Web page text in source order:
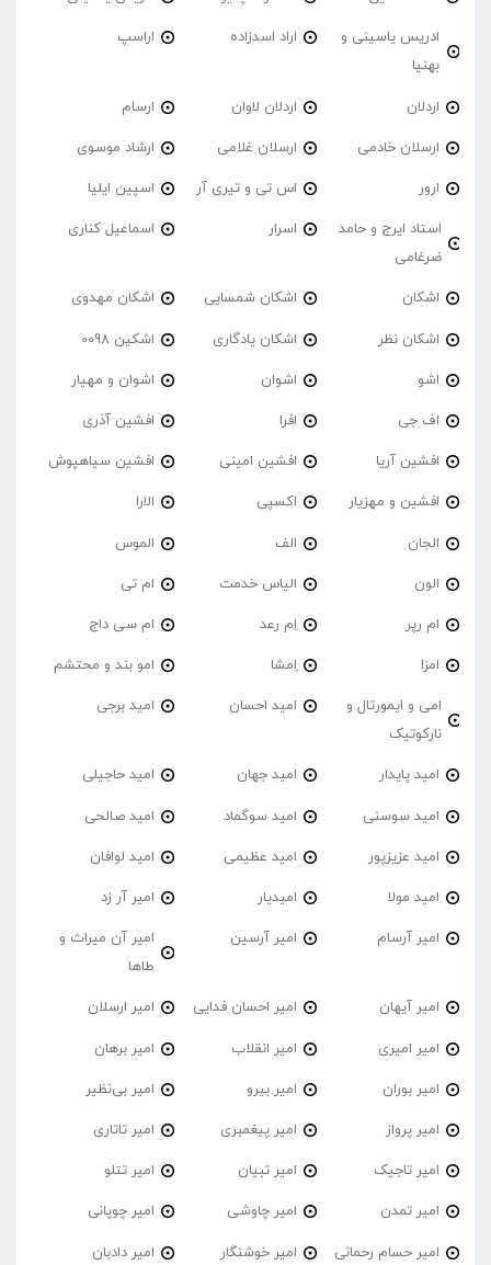
ادریس یاسینی و
بهنیا
اراد اسدزاده اراسپ
اردلان اردلان لاوان ارسام
ارسلان خادمی ارسلان غلامی ارشاد موسوی
ارور اس تی و تیری آر اسپین ایلیا
استاد ایرج و حامد
ضرغامی
اسرار اسماعیل کناری
اشکان اشکان شمسایی اشکان مهدوی
اشکان نظر اشکان یادگاری اشکین 0098
اشو اشوان اشوان و مهیار
اف جی افرا افشین آذری
افشین آریا افشین امینی افشین سیاهپوش
افشین و مهزیار اکسپی الارا
الجان الف الموس
الون الیاس خدمت ام تی
ام رپر اِم رعد ام سی داج
امزا اِمشا امو بند و محتشم
امی و ایمورتال و
نارکوتیک
امید احسان امید برجی
امید پایدار امید جهان امید حاجیلی
امید سوسنی امید سوگماد امید صالحی
امید عزیزپور امید عظیمی امید لوافان
امید مولا امیدیار امیر آر زد
امیر آرسام امیر آرسین
امیر آن میراث و
طاها
امیر آیهان امیر احسان فدایی امیر ارسلان
امیر امیری امیر انقلاب امیر برهان
امیر‌ بوران امیر بیرو امیر بی‌نظیر
امیر پرواز امیر پیغمبری امیر تاتاری
امیر تاجیک امیر تبیان امیر تتلو
امیر تمدن امیر چاوشی امیر چوپانی
امیر حسام رحمانی امیر خوشنگار امیر دادبان